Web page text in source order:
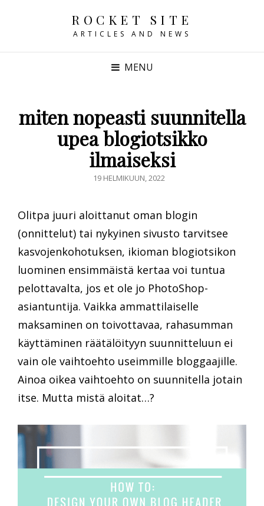
ROCKET SITE
ARTICLES AND NEWS
MENU
miten nopeasti suunnitella
upea blogiotsikko
ilmaiseksi
POSTED
19 HELMIKUUN, 2022
Olitpa juuri aloittanut oman blogin
(onnittelut) tai nykyinen sivusto tarvitsee
kasvojenkohotuksen, ikioman blogiotsikon
luominen ensimmäistä kertaa voi tuntua
pelottavalta, jos et ole jo PhotoShop-
asiantuntija. Vaikka ammattilaiselle
maksaminen on toivottavaa, rahasumman
käyttäminen räätälöityyn suunnitteluun ei
vain ole vaihtoehto useimmille bloggaajille.
Ainoa oikea vaihtoehto on suunnitella jotain
itse. Mutta mistä aloitat…?